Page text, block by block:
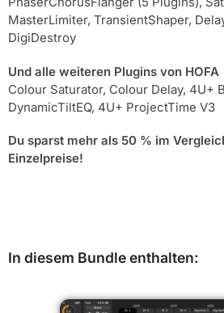
MasterLimiter, TransientShaper,
DigiDestroy
Und alle weiteren Plugins von HOFA
Colour Saturator, Colour Delay, 4U+
DynamicTiltEQ, 4U+ ProjectTime V3
Du sparst mehr als 50 % im
Einzelpreise!
In diesem Bundle enthalten: